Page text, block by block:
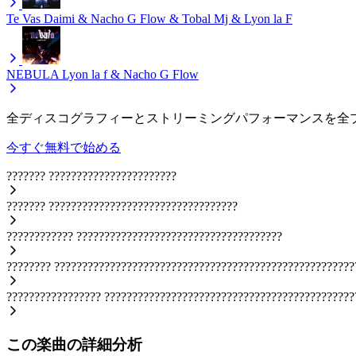
Te Vas Daimi & Nacho G Flow & Tobal Mj & Lyon la F
NEBULA Lyon la f & Nacho G Flow
全ディスコグラフィーとストリーミングパフォーマンスを全
今すぐ無料で始める
??????? ???????????????????????
??????? ??????????????????????????????????
???????????? ?????????????????????????????????????
????????
?????????????????
この楽曲の詳細分析